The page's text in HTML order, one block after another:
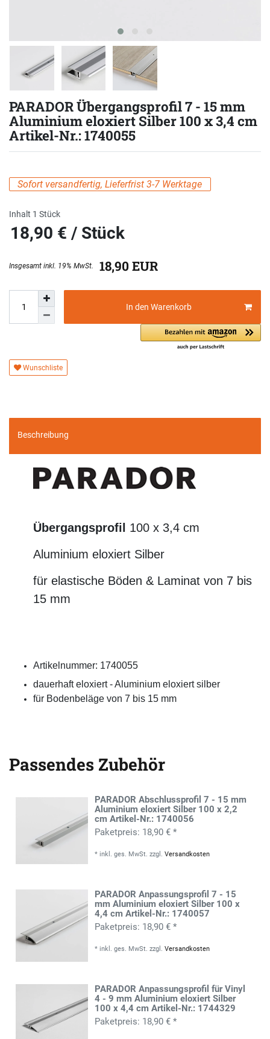
PARADOR Übergangsprofil 7 - 15 mm
Aluminium eloxiert Silber 100 x 3,4 cm
Artikel-Nr.: 1740055
Sofort versandfertig, Lieferfrist 3-7 Werktage
18,90 EUR
Inhalt 1 Stück
18,90 € / Stück
In den Warenkorb
Wunschliste
Beschreibung
Übergangsprofil 100 x 3,4 cm
Alu­mi­ni­um eloxiert Silber
für elas­ti­sche Bö­den & La­mi­nat von 7 bis
15 mm
Artikelnummer: 1740055
dauerhaft eloxiert - Aluminium eloxiert silber
für Bodenbeläge von 7 bis 15 mm
Passendes Zubehör
PARADOR Abschlussprofil 7 - 15 mm
Aluminium eloxiert Silber 100 x 2,2
cm Artikel-Nr.: 1740056
18,90 € *
* inkl. ges. MwSt. zzgl.Versandkosten
PARADOR Anpassungsprofil 7 - 15
mm Aluminium eloxiert Silber 100 x
4,4 cm Artikel-Nr.: 1740057
18,90 € *
* inkl. ges. MwSt. zzgl.Versandkosten
PARADOR Anpassungsprofil für Vinyl
4 - 9 mm Aluminium eloxiert Silber
100 x 4,4 cm Artikel-Nr.: 1744329
18,90 € *